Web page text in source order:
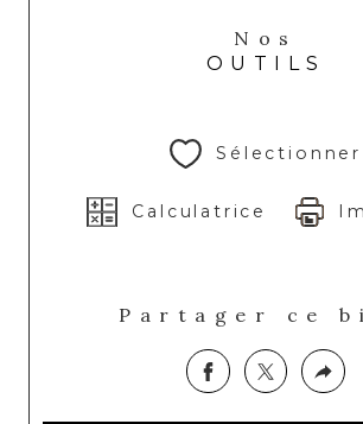
Nos
OUTILS
Sélectionner
Calculatrice
Partager ce